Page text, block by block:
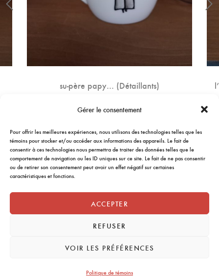
Gérer le consentement
Pour offrir les meilleures expériences, nous utilisons des technologies telles que les
témoins pour stocker et/ou accéder aux informations des appareils. Le fait de
consentir à ces technologies nous permettra de traiter des données telles que le
comportement de navigation ou les ID uniques sur ce site. Le fait de ne pas consentir
ou de retirer son consentement peut avoir un effet négatif sur certaines
caractéristiques et fonctions.
ACCEPTER
REFUSER
VOIR LES PRÉFÉRENCES
Politique de témoins
su-père papy… (Détaillants)